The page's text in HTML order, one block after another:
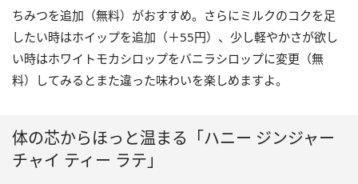
ちみつを追加（無料）がおすすめ。さらにミルクのコクを足
したい時はホイップを追加（＋55円）、少し軽やかさが欲し
い時はホワイトモカシロップをバニラシロップに変更（無
料）してみるとまた違った味わいを楽しめますよ。
体の芯からほっと温まる「ハニー ジンジャー
チャイ ティー ラテ」